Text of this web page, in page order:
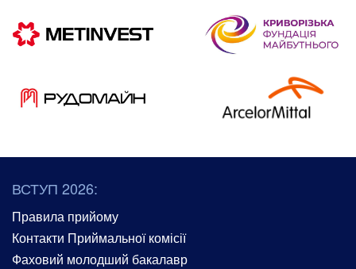
ВСТУП 2026:
Правила прийому
Контакти Приймальної комісії
Фаховий молодший бакалавр